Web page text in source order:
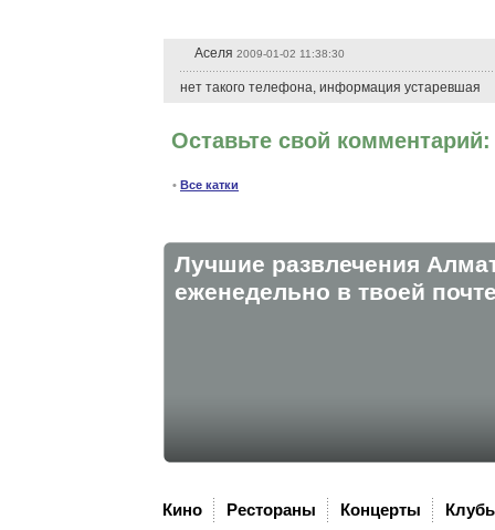
Аселя 2009-01-02 11:38:30
нет такого телефона, информация устаревшая
Оставьте свой комментарий:
• Все катки
Лучшие развлечения
eженедельно в твоей
Кино Рестораны Концерты